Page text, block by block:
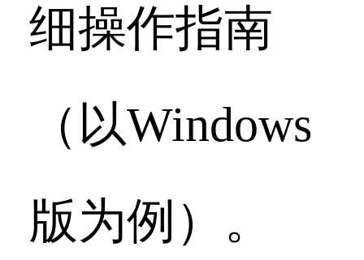
细操作指南
（以Windows
版为例）。